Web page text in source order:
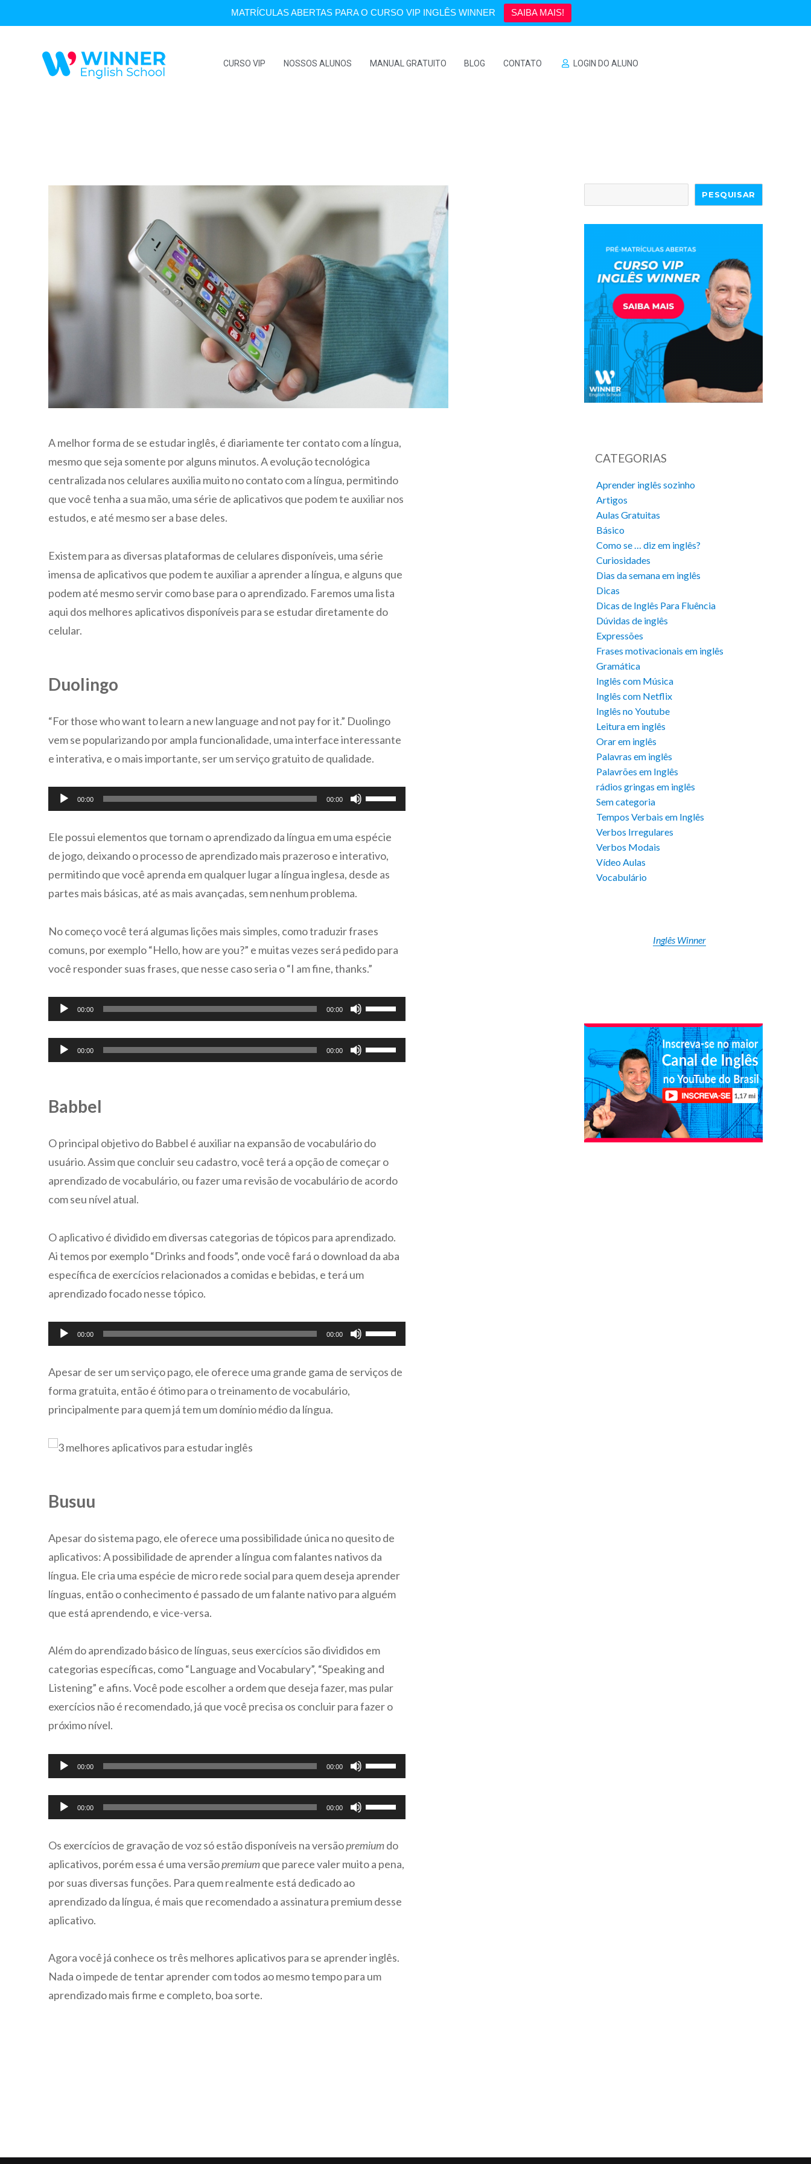
MATRÍCULAS ABERTAS PARA O CURSO VIP INGLÊS WINNER SAIBA MAIS!
CURSO VIP NOSSOS ALUNOS MANUAL GRATUITO BLOG CONTATO LOGIN DO ALUNO
A melhor forma de se estudar inglês, é diariamente ter contato com a língua,
mesmo que seja somente por alguns minutos. A evolução tecnológica
centralizada nos celulares auxilia muito no contato com a língua, permitindo
que você tenha a sua mão, uma série de aplicativos que podem te auxiliar nos
estudos, e até mesmo ser a base deles.
Existem para as diversas plataformas de celulares disponíveis, uma série
imensa de aplicativos que podem te auxiliar a aprender a língua, e alguns que
podem até mesmo servir como base para o aprendizado. Faremos uma lista
aqui dos melhores aplicativos disponíveis para se estudar diretamente do
celular.
Duolingo
“For those who want to learn a new language and not pay for it.” Duolingo
vem se popularizando por ampla funcionalidade, uma interface interessante
e interativa, e o mais importante, ser um serviço gratuito de qualidade.
Tocador
de
00:00 00:00
Use
as
para
cima
ou
para
aumentar
ou
o
volume.
Ele possui elementos que tornam o aprendizado da língua em uma espécie
de jogo, deixando o processo de aprendizado mais prazeroso e interativo,
permitindo que você aprenda em qualquer lugar a língua inglesa, desde as
partes mais básicas, até as mais avançadas, sem nenhum problema.
No começo você terá algumas lições mais simples, como traduzir frases
comuns, por exemplo “Hello, how are you?” e muitas vezes será pedido para
você responder suas frases, que nesse caso seria o “I am fine, thanks.”
Tocador
de
áudio
00:00 00:00
Use
as
setas
para
para
Tocador
de
00:00 00:00
Use
as
para
baixo
para
diminuir
Babbel
O principal objetivo do Babbel é auxiliar na expansão de vocabulário do
usuário. Assim que concluir seu cadastro, você terá a opção de começar o
aprendizado de vocabulário, ou fazer uma revisão de vocabulário de acordo
com seu nível atual.
O aplicativo é dividido em diversas categorias de tópicos para aprendizado.
Ai temos por exemplo “Drinks and foods”, onde você fará o download da aba
específica de exercícios relacionados a comidas e bebidas, e terá um
aprendizado focado nesse tópico.
Tocador
de
00:00 00:00
Use
as
para
o
Apesar de ser um serviço pago, ele oferece uma grande gama de serviços de
forma gratuita, então é ótimo para o treinamento de vocabulário,
principalmente para quem já tem um domínio médio da língua.
Busuu
Apesar do sistema pago, ele oferece uma possibilidade única no quesito de
aplicativos: A possibilidade de aprender a língua com falantes nativos da
língua. Ele cria uma espécie de micro rede social para quem deseja aprender
línguas, então o conhecimento é passado de um falante nativo para alguém
que está aprendendo, e vice-versa.
Além do aprendizado básico de línguas, seus exercícios são divididos em
categorias específicas, como “Language and Vocabulary”, “Speaking and
Listening” e afins. Você pode escolher a ordem que deseja fazer, mas pular
exercícios não é recomendado, já que você precisa os concluir para fazer o
próximo nível.
Tocador
de
áudio
00:00 00:00
Use
as
setas
para
ou
para
para
o
volume.
Tocador
de
00:00 00:00
Use
as
cima
para
aumentar
Os exercícios de gravação de voz só estão disponíveis na versãopremiumdo
aplicativos, porém essa é uma versãopremiumque parece valer muito a pena,
por suas diversas funções. Para quem realmente está dedicado ao
aprendizado da língua, é mais que recomendado a assinatura premium desse
aplicativo.
Agora você já conhece os três melhores aplicativos para se aprender inglês.
Nada o impede de tentar aprender com todos ao mesmo tempo para um
aprendizado mais firme e completo, boa sorte.
PESQUISAR
CATEGORIAS
Aprender inglês sozinho
Artigos
Aulas Gratuitas
Básico
Como se … diz em inglês?
Curiosidades
Dias da semana em inglês
Dicas
Dicas de Inglês Para Fluência
Dúvidas de inglês
Expressões
Frases motivacionais em inglês
Gramática
Inglês com Música
Inglês com Netflix
Inglês no Youtube
Leitura em inglês
Orar em inglês
Palavras em inglês
Palavrões em Inglês
rádios gringas em inglês
Sem categoria
Tempos Verbais em Inglês
Verbos Irregulares
Verbos Modais
Vídeo Aulas
Vocabulário
Inglês Winner